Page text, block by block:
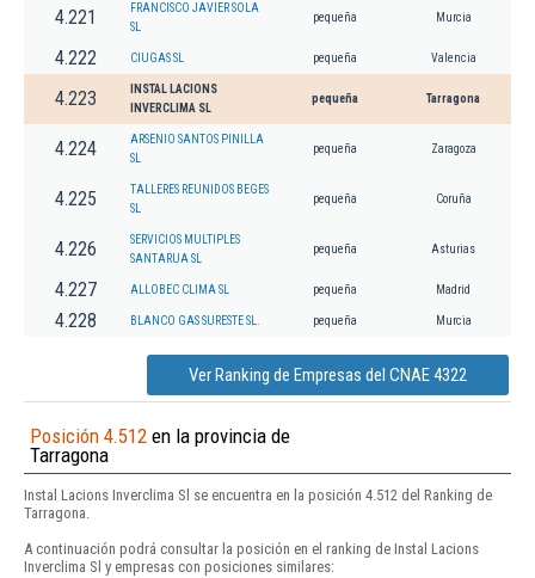
4.221
FRANCISCO JAVIER SOLA
SL
pequeña Murcia
4.222 CIUGAS SL pequeña Valencia
4.223
INSTAL LACIONS
INVERCLIMA SL
pequeña Tarragona
4.224
ARSENIO SANTOS PINILLA
SL
pequeña Zaragoza
4.225
TALLERES REUNIDOS BEGES
SL
pequeña Coruña
4.226
SERVICIOS MULTIPLES
SANTARUA SL
pequeña Asturias
4.227 ALLOBEC CLIMA SL pequeña Madrid
4.228 BLANCO GAS SURESTE SL. pequeña Murcia
Ver Ranking de Empresas del CNAE 4322
Posición 4.512 en la provincia de
Tarragona
Instal Lacions Inverclima Sl se encuentra en la posición 4.512 del Ranking de
Tarragona.
A continuación podrá consultar la posición en el ranking de Instal Lacions
Inverclima Sl y empresas con posiciones similares: